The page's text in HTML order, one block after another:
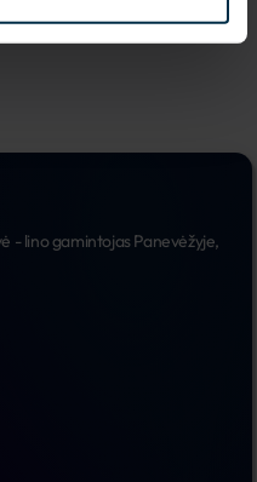
- lino gamintojas Panevėžyje,